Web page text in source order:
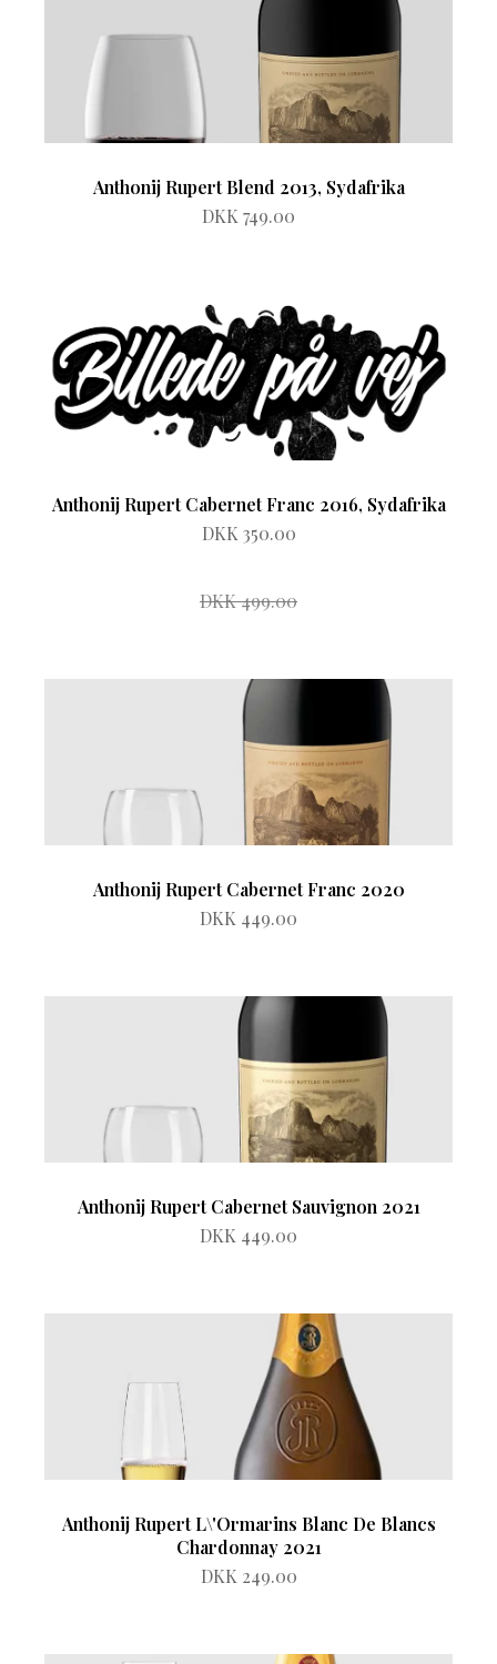
Anthonij Rupert Blend 2013, Sydafrika
DKK 749.00
Anthonij Rupert Cabernet Franc 2016, Sydafrika
DKK 350.00
DKK 499.00
Anthonij Rupert Cabernet Franc 2020
DKK 449.00
Anthonij Rupert Cabernet Sauvignon 2021
DKK 449.00
Anthonij Rupert L\'Ormarins Blanc De Blancs
Chardonnay 2021
DKK 249.00